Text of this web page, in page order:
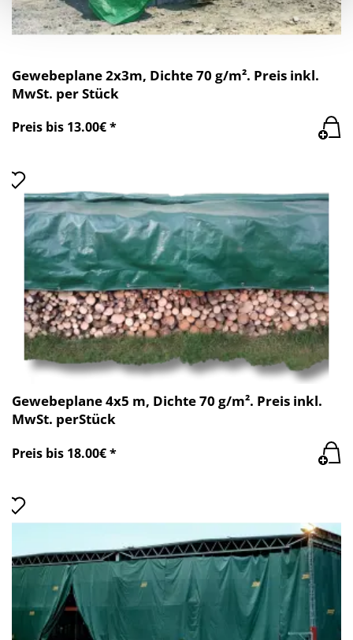
Gewebeplane 2x3m, Dichte 70 g/m². Preis inkl.
MwSt. per Stück
Preis bis 13.00€ *
Gewebeplane 4x5 m, Dichte 70 g/m². Preis inkl.
MwSt. perStück
Preis bis 18.00€ *